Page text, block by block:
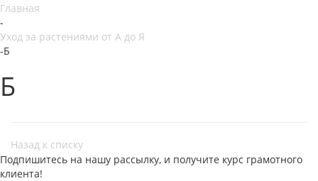
Главная
-
Уход за растениями от А до Я
-Б
Б
Назад к списку
Подпишитесь на нашу рассылку, и получите курс грамотного
клиента!